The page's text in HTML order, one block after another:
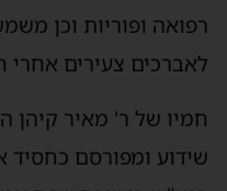
רפואה ופוריות וכן
לאברכים צעירים אחרי
חמיו של ר' מאיר קיהן
שידוע ומפורסם